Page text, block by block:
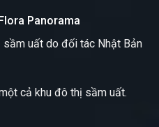
Panorama
uất do đối tác Nhật Bản
cả khu đô thị sầm uất.